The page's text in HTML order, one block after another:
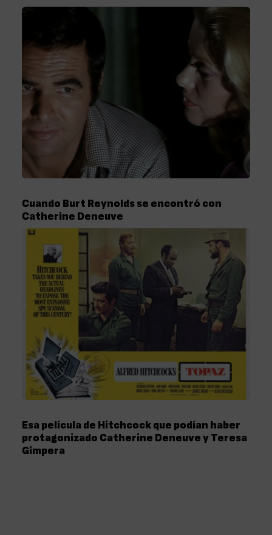
Cuando Burt Reynolds se encontró con
Catherine Deneuve
Esa película de Hitchcock que podían haber
protagonizado Catherine Deneuve y Teresa
Gimpera